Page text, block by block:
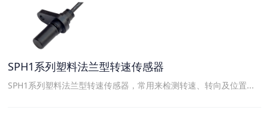
SPH1系列塑料法兰型转速传感器
SPH1系列塑料法兰型转速传感器，常用来检测转速、转向及位置...